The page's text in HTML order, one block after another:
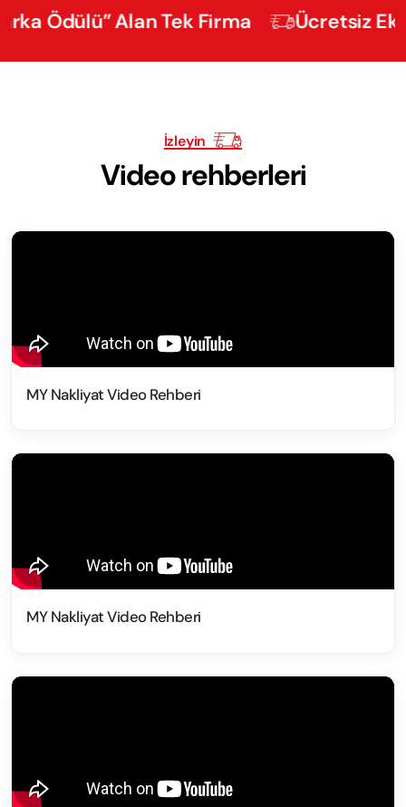
Alan Tek Firma Ücretsiz Ekspertiz
İzleyin
Video rehberleri
MY Nakliyat Video Rehberi
MY Nakliyat Video Rehberi